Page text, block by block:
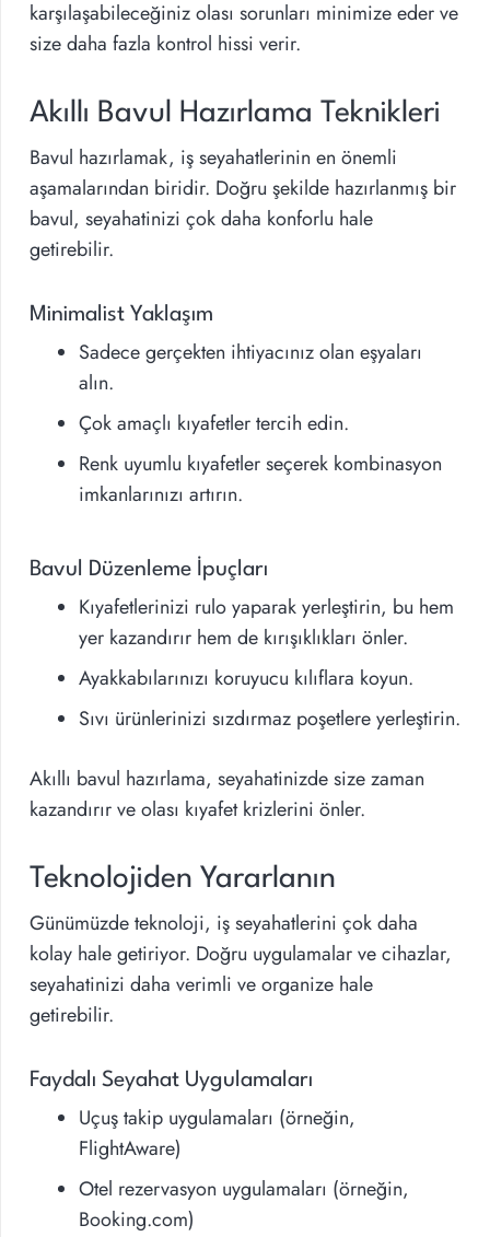
karşılaşabileceğiniz olası sorunları minimize eder ve
size daha fazla kontrol hissi verir.
Akıllı Bavul Hazırlama Teknikleri
Bavul hazırlamak, iş seyahatlerinin en önemli
aşamalarından biridir. Doğru şekilde hazırlanmış bir
bavul, seyahatinizi çok daha konforlu hale
getirebilir.
Minimalist Yaklaşım
Sadece gerçekten ihtiyacınız olan eşyaları
alın.
Çok amaçlı kıyafetler tercih edin.
Renk uyumlu kıyafetler seçerek kombinasyon
imkanlarınızı artırın.
Bavul Düzenleme İpuçları
Kıyafetlerinizi rulo yaparak yerleştirin, bu hem
yer kazandırır hem de kırışıklıkları önler.
Ayakkabılarınızı koruyucu kılıflara koyun.
Sıvı ürünlerinizi sızdırmaz poşetlere yerleştirin.
Akıllı bavul hazırlama, seyahatinizde size zaman
kazandırır ve olası kıyafet krizlerini önler.
Teknolojiden Yararlanın
Günümüzde teknoloji, iş seyahatlerini çok daha
kolay hale getiriyor. Doğru uygulamalar ve cihazlar,
seyahatinizi daha verimli ve organize hale
getirebilir.
Faydalı Seyahat Uygulamaları
Uçuş takip uygulamaları (örneğin,
FlightAware)
Otel rezervasyon uygulamaları (örneğin,
Booking.com)